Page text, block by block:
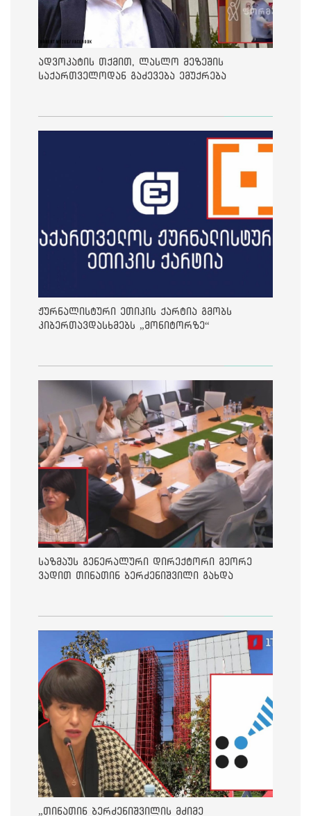
ადვოკატის თქმით, ლასლო მეზეშის
საქართველოდან გაძევება ემუქრება
ჟურნალისტური ეთიკის ქარტია გმობს
კიბერთავდასხმებს „მონიტორზე“
საზმაუს გენერალური დირექტორი მეორე
ვადით თინათინ ბერძენიშვილი გახდა
„თინათინ ბერძენიშვილის მძიმე